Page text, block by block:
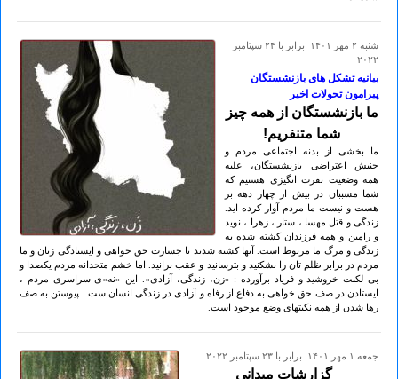
شنبه ۲ مهر ۱۴۰۱ برابر با ۲۴ سپتامبر
۲۰۲۲
بیانیه تشکل های بازنشستگان
پیرامون تحولات اخیر
ما بازنشستگان از همه چیز
شما متنفریم!
ما بخشی از بدنه اجتماعی مردم و
جنبش اعتراضی بازنشستگان، علیه
همه وضعیت نفرت انگیزی هستیم که
شما مسببان در بیش از چهار دهه بر
هست و نیست ما مردم آوار کرده اید.
زندگی و قتل مهسا ، ستار ، زهرا ، نوید
و رامین و همه فرزندان کشته شده به
زندگی و مرگ ما مربوط است. آنها کشته شدند تا جسارت حق خواهی و ایستادگی زنان و ما
مردم در برابر ظلم تان را بشکنید و بترسانید و عقب برانید. اما خشم متحدانه مردم یکصدا و
بی لکنت خروشید و فریاد برآورده : «زن، زندگی، آزادی». این «نه»ی سراسری مردم ،
ایستادن در صف حق خواهی به دفاع از رفاه و آزادی در زندگی انسان ست . پیوستن به صف
رها شدن از همه نکبتهای وضع موجود است.
جمعه ۱ مهر ۱۴۰۱ برابر با ۲۳ سپتامبر ۲۰۲۲
گزارشات میدانی